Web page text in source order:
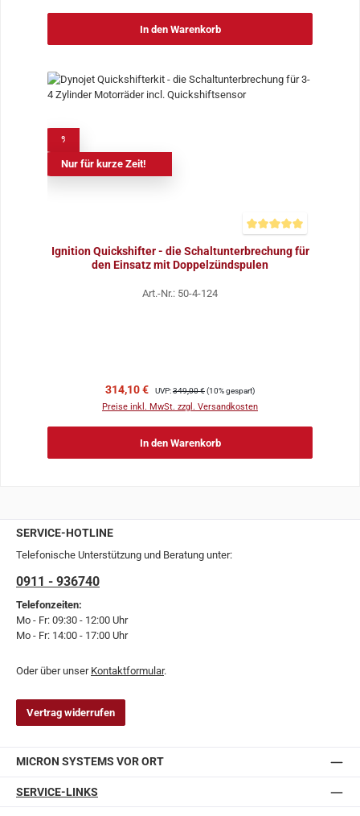
In den Warenkorb
Nur für kurze Zeit!
Ignition Quickshifter - die Schaltunterbrechung für
den Einsatz mit Doppelzündspulen
Art.-Nr.: 50-4-124
Verkaufspreis:
314,10 € Regulärer Preis:
UVP:349,00 €(10% gespart)
Preise inkl. MwSt. zzgl. Versandkosten
In den Warenkorb
SERVICE-HOTLINE
Telefonische Unterstützung und Beratung unter:
0911 - 936740
Telefonzeiten:
Mo - Fr: 09:30 - 12:00 Uhr
Mo - Fr: 14:00 - 17:00 Uhr
Oder über unser Kontaktformular.
Vertrag widerrufen
MICRON SYSTEMS VOR ORT
SERVICE-LINKS